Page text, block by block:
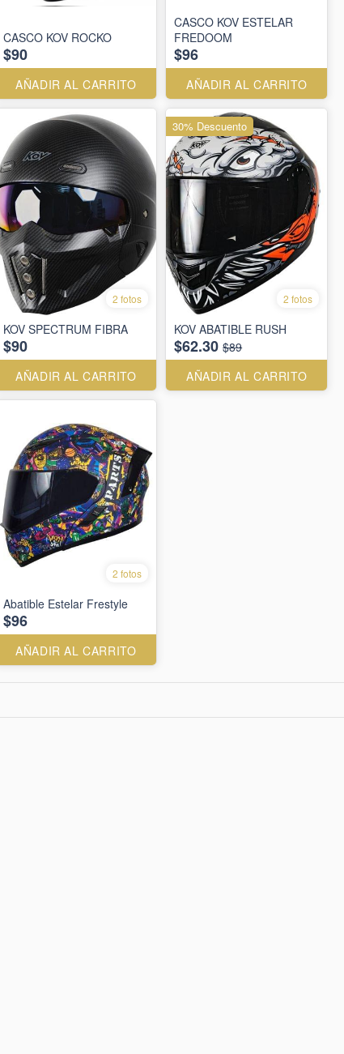
CASCO KOV ROCKO
$90
AÑADIR AL CARRITO
CASCO KOV ESTELAR
FREDOOM
$96
AÑADIR AL CARRITO
2 fotos
KOV SPECTRUM FIBRA
$90
AÑADIR AL CARRITO
2 fotos
KOV ABATIBLE RUSH
$62.30 $89
AÑADIR AL CARRITO
30% Descuento
2 fotos
Abatible Estelar Frestyle
$96
AÑADIR AL CARRITO